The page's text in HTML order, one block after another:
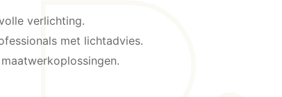
verlichting.
met lichtadvies.